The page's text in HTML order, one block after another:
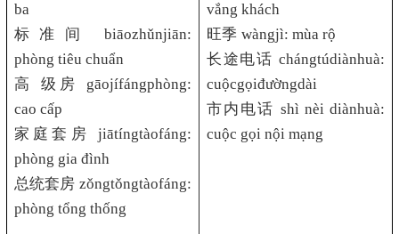
ba
标准间
biāozhǔnjiān:
phòng tiêu chuẩn
高
级房
gāojífángphòng:
cao cấp
家庭套房
jiātíngtàofáng:
phòng gia đình
总统套房 zǒngtǒngtàofáng:
phòng tổng thống
vắng khách
旺季 wàngjì: mùa rộ
长途电话 chángtúdiànhuà:
cuộcgọiđườngdài
市内电话 shì nèi diànhuà:
cuộc gọi nội mạng